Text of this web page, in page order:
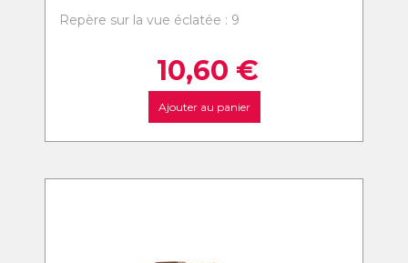
Repère sur la vue éclatée : 9
10,60 €
Ajouter au panier